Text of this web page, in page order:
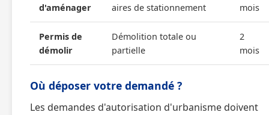
d'aménager
aires de stationnement
mois
Permis de
démolir
Démolition totale ou
partielle
2
mois
Où déposer votre demandé ?
Les demandes d'autorisation d'urbanisme doivent